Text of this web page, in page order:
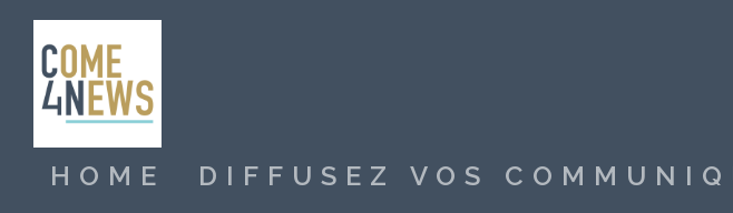
HOME DIFFUSEZ VOS